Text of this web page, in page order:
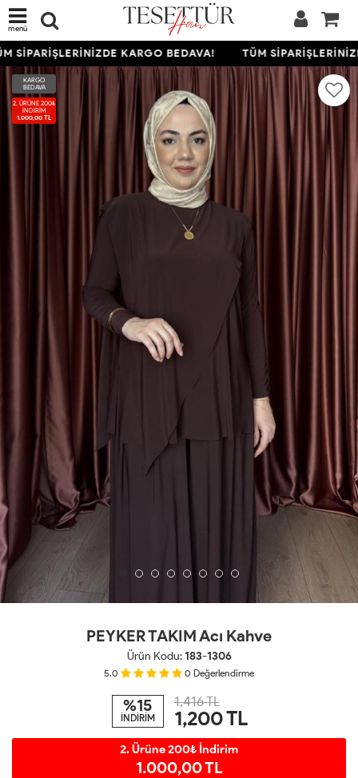
menü
SİPARİŞLERİNİZDE KARGO BEDAVA! TÜM
KARGO
BEDAVA
2. ÜRÜNE 200₺
İNDIRIM
1.000,00 TL
PEYKER TAKIM Acı Kahve
Ürün Kodu:183-1306
5.0 0 Değerlendirme
%15
İNDİRİM
1,416 TL
1,200TL
2. Ürüne 200₺ İndirim
1.000,00 TL